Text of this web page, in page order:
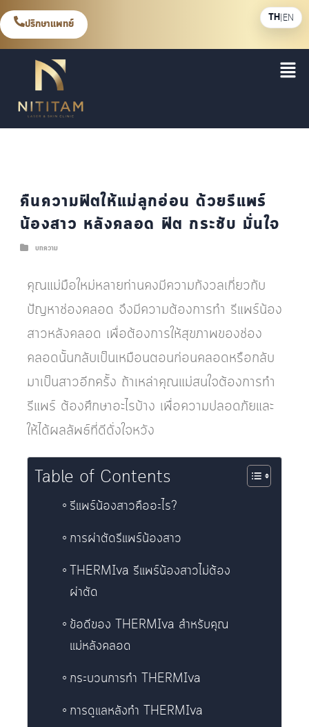
ปรึกษาแพทย์
คืนความฟิตให้แม่ลูกอ่อน ด้วยรีแพร์
น้องสาว หลังคลอด ฟิต กระชับ มั่นใจ
บทความ
คุณแม่มือใหม่หลายท่านคงมีความกังวลเกี่ยวกับ
ปัญหาช่องคลอด จึงมีความต้องการทำ รีแพร์น้อง
สาวหลังคลอด เพื่อต้องการให้สุขภาพของช่อง
คลอดนั้นกลับเป็นเหมือนตอนก่อนคลอดหรือกลับ
มาเป็นสาวอีกครั้ง ถ้าเหล่าคุณแม่สนใจต้องการทำ
รีแพร์ ต้องศึกษาอะไรบ้าง เพื่อความปลอดภัยและ
ให้ได้ผลลัพธ์ที่ดีดั่งใจหวัง
Table of Contents
รีแพร์น้องสาวคืออะไร?
การผ่าตัดรีแพร์น้องสาว
THERMIva รีแพร์น้องสาวไม่ต้อง
ผ่าตัด
ข้อดีของ THERMIva สำหรับคุณ
แม่หลังคลอด
กระบวนการทำ THERMIva
การดูแลหลังทำ THERMIva
TH|EN